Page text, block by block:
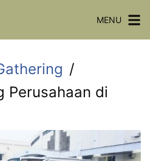
MENU
Perusahaan di